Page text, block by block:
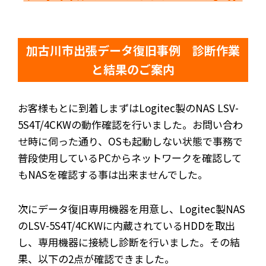
加古川市出張データ復旧事例 診断作業
と結果のご案内
お客様もとに到着しまずはLogitec製のNAS LSV-
5S4T/4CKWの動作確認を行いました。お問い合わ
せ時に伺った通り、OSも起動しない状態で事務で
普段使用しているPCからネットワークを確認して
もNASを確認する事は出来ませんでした。
次にデータ復旧専用機器を用意し、Logitec製NAS
のLSV-5S4T/4CKWに内蔵されているHDDを取出
し、専用機器に接続し診断を行いました。その結
果、以下の2点が確認できました。